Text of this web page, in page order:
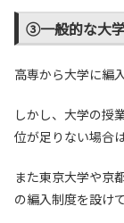
③一般的な大
高専から大学に編
しかし、大学の授
位が足りない場合
また東京大学や京
の編入制度を設け